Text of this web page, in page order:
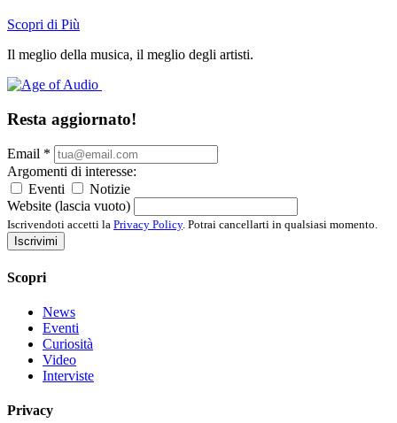
Scopri di Più
Il meglio della musica, il meglio degli artisti.
Resta aggiornato!
Email *
Argomenti di interesse:
Eventi
Notizie
Website (lascia vuoto)
Iscrivendoti accetti la Privacy Policy. Potrai cancellarti in qualsiasi momento.
Iscrivimi
Scopri
News
Eventi
Curiosità
Video
Interviste
Privacy